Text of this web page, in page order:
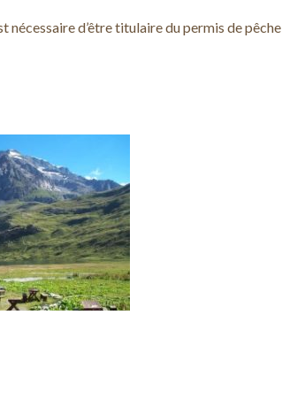
nécessaire d’être titulaire du permis de pêche